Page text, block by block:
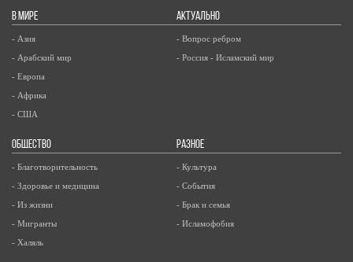
В МИРЕ
- Азия
- Арабский мир
- Европа
- Африка
- США
АКТУАЛЬНО
- Вопрос ребром
- Россия - Исламский мир
ОБЩЕСТВО
- Благотворительность
- Здоровье и медицина
- Из жизни
- Мигранты
- Халяль
РАЗНОЕ
- Культура
- События
- Брак и семья
- Исламофобия